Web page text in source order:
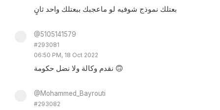
بعتلك نموذج شوفيه لو ماعجبك ببعتلك واحد ثانٍ
@5105141579
#293081
06:50 PM, 18 Oct 2022
نقدم وكالة ولا نضل حكومة 🙃
@Mohammed_Bayrouti
#293082